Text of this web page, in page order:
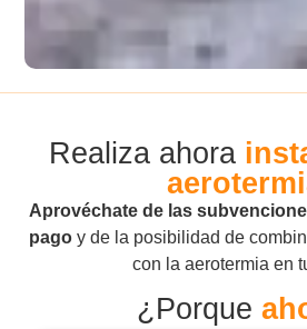
Realiza ahora
Aprovéchate de las
pago y de la posibilidad de
con la aerotermia en
¿Porque